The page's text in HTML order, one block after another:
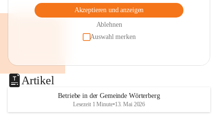
Akzeptieren und anzeigen
Ablehnen
Auswahl merken
Artikel
Betriebe in der Gemeinde Wörterberg
Lesezeit 1 Minute•13. Mai 2026